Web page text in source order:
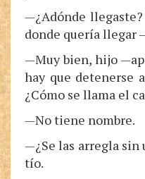
—¿Adónde
donde quería llegar
—Muy bien, hijo
hay que detenerse
¿Cómo se llama el
—No tiene nombre.
—¿Se las arregla
tío.